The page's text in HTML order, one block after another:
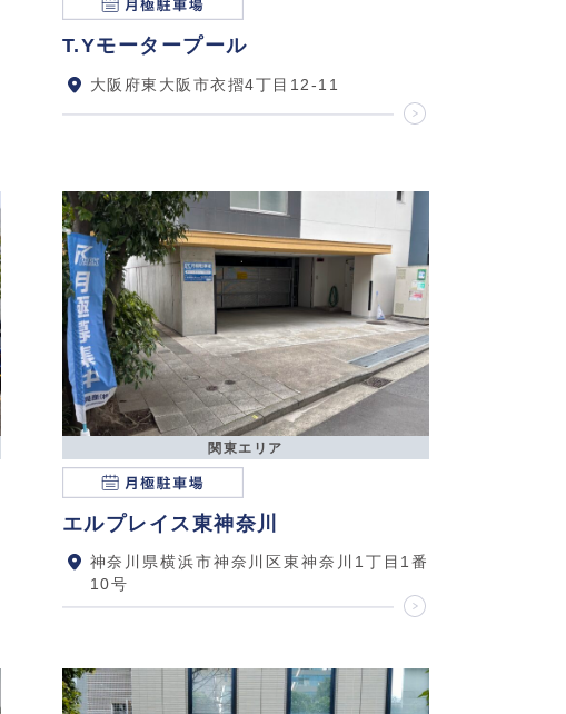
T.Yモータープール
大阪府東大阪市衣摺4丁目12-11
関東エリア
エルプレイス東神奈川
神奈川県横浜市神奈川区東神奈川1丁目1番
10号